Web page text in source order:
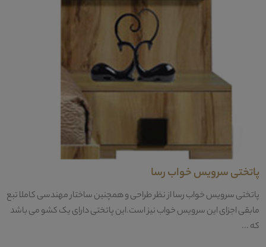
پاتختی سرویس خواب رسا
پاتختی سرویس خواب رسا از نظر طراحی و همچنین ساختار مهندسی کاملا تبع
مابقی اجزای این سرویس خواب نیز است.این پاتختی دارای یک کشو می باشد
که ...